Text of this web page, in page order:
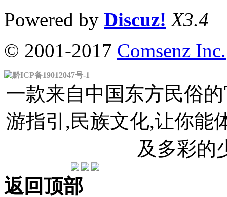
Powered by Discuz! X3.4
© 2001-2017 Comsenz Inc.
黔ICP备19012047号-1
一款来自中国东方民俗
游指引,民族文化,让你能
及多彩的
返回顶部